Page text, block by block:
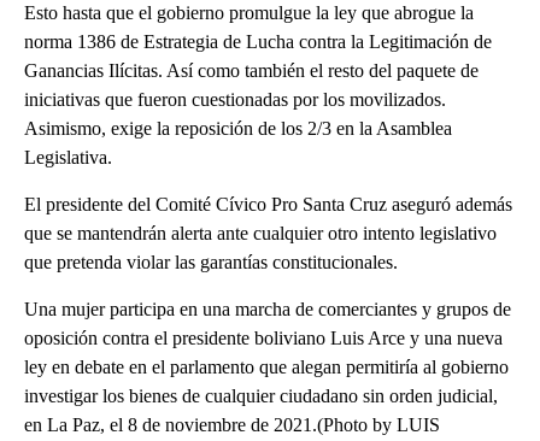
Esto hasta que el gobierno promulgue la ley que abrogue la
norma 1386 de Estrategia de Lucha contra la Legitimación de
Ganancias Ilícitas. Así como también el resto del paquete de
iniciativas que fueron cuestionadas por los movilizados.
Asimismo, exige la reposición de los 2/3 en la Asamblea
Legislativa.
El presidente del Comité Cívico Pro Santa Cruz aseguró además
que se mantendrán alerta ante cualquier otro intento legislativo
que pretenda violar las garantías constitucionales.
Una mujer participa en una marcha de comerciantes y grupos de
oposición contra el presidente boliviano Luis Arce y una nueva
ley en debate en el parlamento que alegan permitiría al gobierno
investigar los bienes de cualquier ciudadano sin orden judicial,
en La Paz, el 8 de noviembre de 2021.(Photo by LUIS